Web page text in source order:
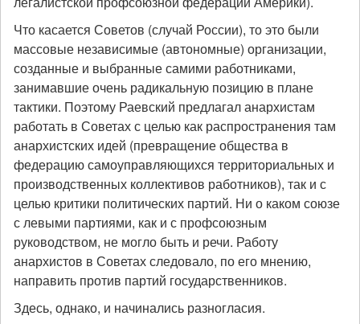
Что касается Советов (случай России), то это были
массовые независимые (автономные) организации,
созданные и выбранные самими работниками,
занимавшие очень радикальную позицию в плане
тактики. Поэтому Раевский предлагал анархистам
работать в Советах с целью как распространения там
анархистских идей (превращение общества в
федерацию самоуправляющихся территориальных и
производственных коллективов работников), так и с
целью критики политических партий. Ни о каком союзе
с левыми партиями, как и с профсоюзным
руководством, не могло быть и речи. Работу
анархистов в Советах следовало, по его мнению,
направить против партий государственников.
Здесь, однако, и начинались разногласия.